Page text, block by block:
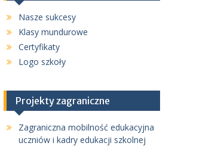
Nasze sukcesy
Klasy mundurowe
Certyfikaty
Logo szkoły
Projekty zagraniczne
Zagraniczna mobilność edukacyjna
uczniów i kadry edukacji szkolnej